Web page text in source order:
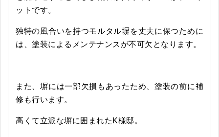
ットです。
独特の風合いを持つモルタル塀を丈夫に保つために
は、塗装によるメンテナンスが不可欠となります。
また、塀には一部欠損もあったため、塗装の前に補
修も行います。
高くて立派な塀に囲まれたK様邸。